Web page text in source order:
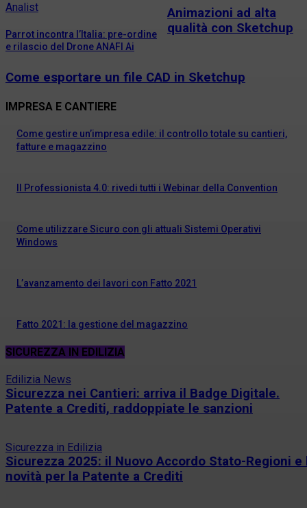
Analist
Parrot incontra l’Italia: pre-ordine
e rilascio del Drone ANAFI Ai
Animazioni ad alta
qualità con Sketchup
Come esportare un file CAD in Sketchup
IMPRESA E CANTIERE
Come gestire un’impresa edile: il controllo totale su cantieri,
fatture e magazzino
Il Professionista 4.0: rivedi tutti i Webinar della Convention
Come utilizzare Sicuro con gli attuali Sistemi Operativi
Windows
L’avanzamento dei lavori con Fatto 2021
Fatto 2021: la gestione del magazzino
SICUREZZA IN EDILIZIA
Edilizia News
Sicurezza nei Cantieri: arriva il Badge Digitale.
Patente a Crediti, raddoppiate le sanzioni
Sicurezza in Edilizia
Sicurezza 2025: il Nuovo Accordo Stato-Regioni e
novità per la Patente a Crediti